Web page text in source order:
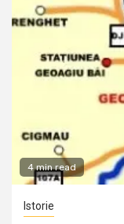
4 min read
Istorie